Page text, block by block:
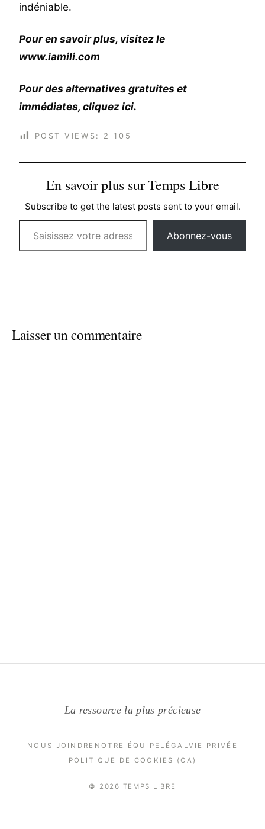
indéniable.
Pour en savoir plus, visitez le
www.iamili.com
Pour des alternatives gratuites et
immédiates, cliquez ici.
POST VIEWS: 2 105
En savoir plus sur Temps Libre
Subscribe to get the latest posts sent to your email.
Saisissez votre adresse e-mail…
Abonnez-vous
Laisser un commentaire
La ressource la plus précieuse
NOUS JOINDRE NOTRE ÉQUIPE LÉGALVIE PRIVÉE
POLITIQUE DE COOKIES (CA)
© 2026 TEMPS LIBRE